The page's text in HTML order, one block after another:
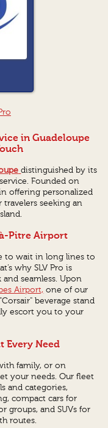
in Guadeloupe
distinguished by its
Founded on
offering personalized
travelers seeking an
Pitre Airport
to wait in long lines to
why SLV Pro is
seamless. Upon
Airport, one of our
beverage stand
escort you to your
Every Need
family, or on
your needs. Our fleet
and categories,
compact cars for
groups, and SUVs for
routes.